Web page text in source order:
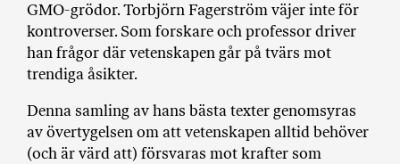
GMO-grödor. Torbjörn Fagerström väjer inte för
kontroverser. Som forskare och professor driver
han frågor där vetenskapen går på tvärs mot
trendiga åsikter.
Denna samling av hans bästa texter genomsyras
av övertygelsen om att vetenskapen alltid behöver
(och är värd att) försvaras mot krafter som